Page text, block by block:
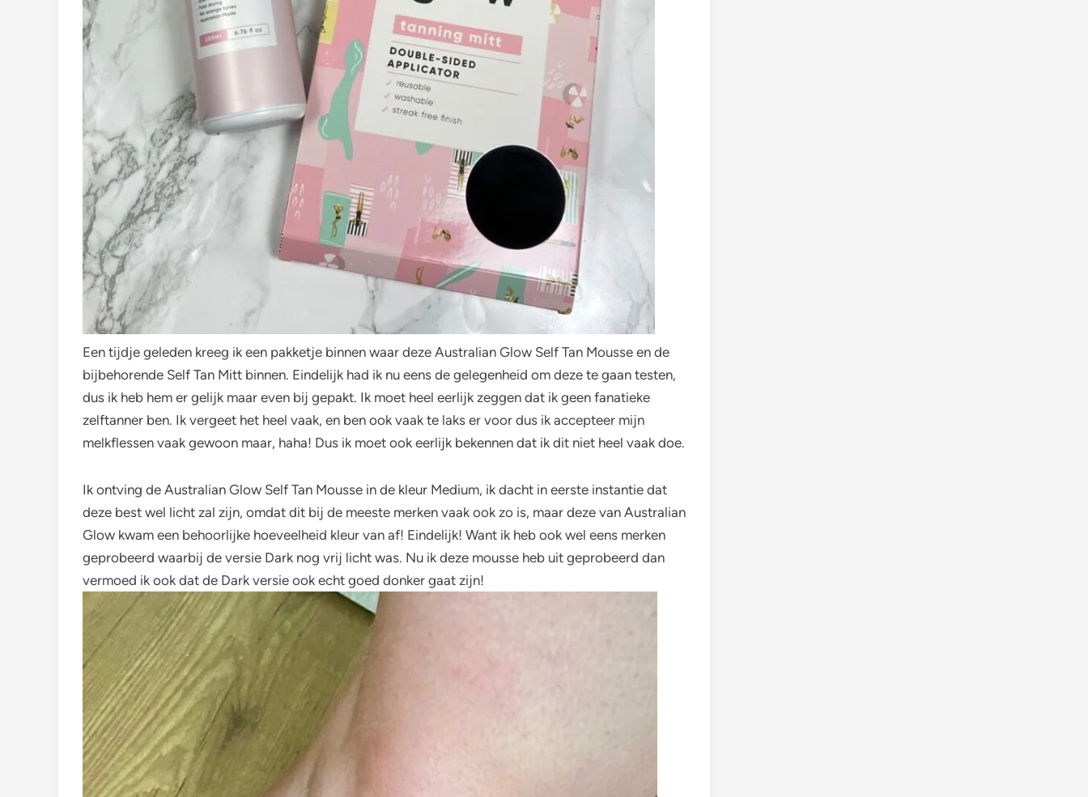
Een tijdje geleden kreeg ik een pakketje binnen waar deze Australian Glow Self Tan Mousse en de
bijbehorende Self Tan Mitt binnen. Eindelijk had ik nu eens de gelegenheid om deze te gaan testen,
dus ik heb hem er gelijk maar even bij gepakt. Ik moet heel eerlijk zeggen dat ik geen fanatieke
zelftanner ben. Ik vergeet het heel vaak, en ben ook vaak te laks er voor dus ik accepteer mijn
melkflessen vaak gewoon maar, haha! Dus ik moet ook eerlijk bekennen dat ik dit niet heel vaak doe.
Ik ontving de Australian Glow Self Tan Mousse in de kleur Medium, ik dacht in eerste instantie dat
deze best wel licht zal zijn, omdat dit bij de meeste merken vaak ook zo is, maar deze van Australian
Glow kwam een behoorlijke hoeveelheid kleur van af! Eindelijk! Want ik heb ook wel eens merken
geprobeerd waarbij de versie Dark nog vrij licht was. Nu ik deze mousse heb uit geprobeerd dan
vermoed ik ook dat de Dark versie ook echt goed donker gaat zijn!